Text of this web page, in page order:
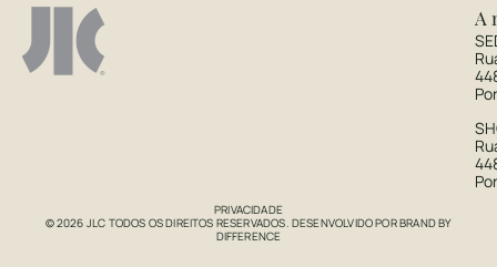
A
PRIVACIDADE
© 2026 JLC TODOS OS DIREITOS RESERVADOS. DESENVOLVIDO PORBRAND BY
DIFFERENCE